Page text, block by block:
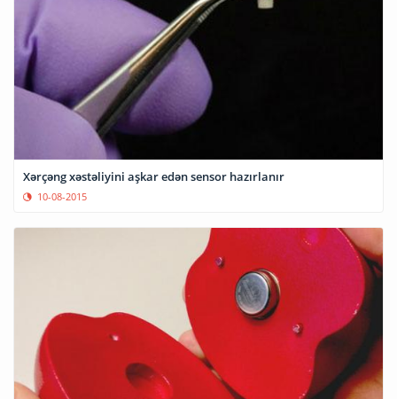
Xərçəng xəstəliyini aşkar edən sensor hazırlanır
10-08-2015